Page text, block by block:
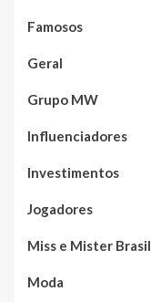
Famosos
Geral
Grupo MW
Influenciadores
Investimentos
Jogadores
Miss e Mister Brasil
Moda